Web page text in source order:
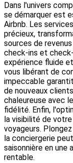
Dans l'univers
se démarquer est
Airbnb. Les
précieux,
sources de
check-ins et
expérience fluide
vous libérant de
impeccable
de nouveaux
chaleureuse avec
fidélité. Enfin,
la visibilité de
voyageurs.
la conciergerie
saisonnière en
rentable.